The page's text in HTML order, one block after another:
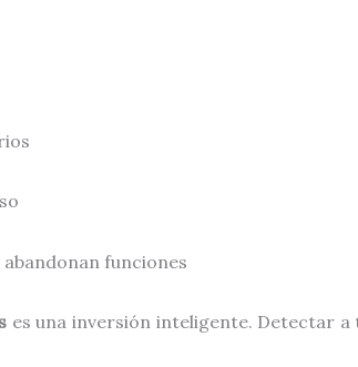
funciones
es una inversión inteligente. Detectar a